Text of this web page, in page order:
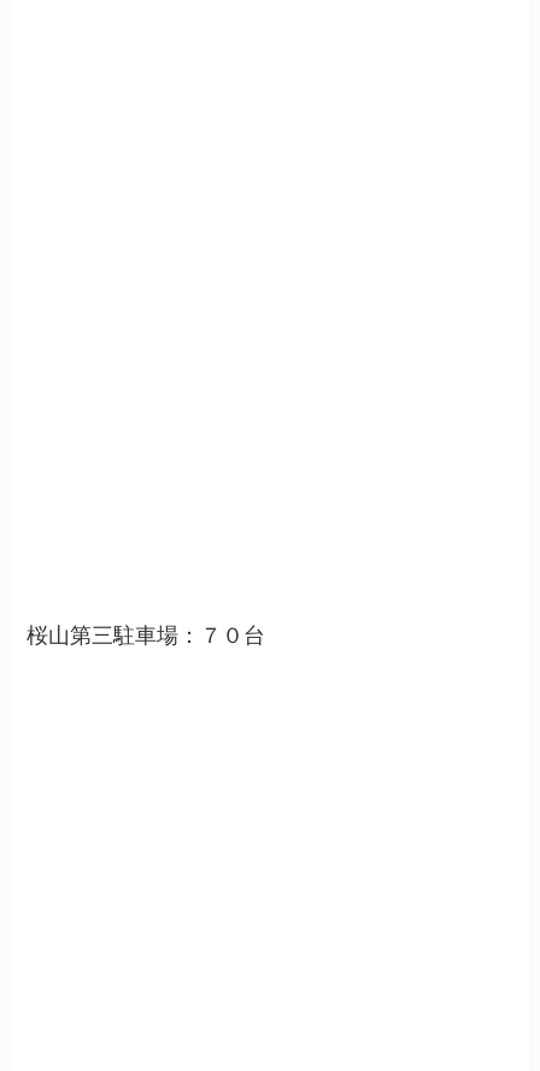
桜山第三駐車場：７０台